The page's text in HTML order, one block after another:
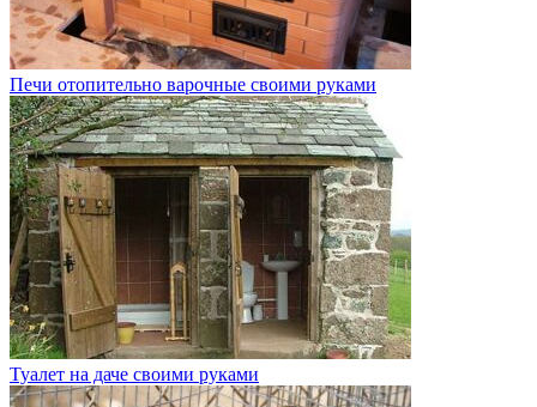
Печи отопительно варочные своими руками
Туалет на даче своими руками